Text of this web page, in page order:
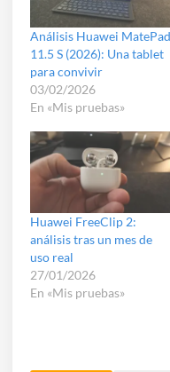
Análisis Huawei MatePad
11.5 S (2026): Una tablet
para convivir
03/02/2026
En «Mis pruebas»
Huawei FreeClip 2:
análisis tras un mes de
uso real
27/01/2026
En «Mis pruebas»